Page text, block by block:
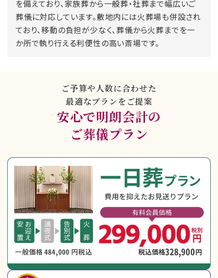
を備えており、家族葬から一般葬・社葬まで幅広いご
葬儀に対応しています。敷地内には火葬場も併設され
ており、移動の負担が少なく、葬儀から火葬までを一
か所で執り行える利便性の高い斎場です。
ご予算や人数に合わせた
最適なプランをご提案
安心で明朗会計の
ご葬儀プラン